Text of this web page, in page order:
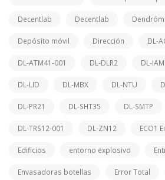
Decentlab Decentlab
Depósito móvil Dirección DL-
DL-ATM41-001 DL-DLR2 DL-IAM
DL-LID DL-MBX DL-NTU
DL-PR21 DL-SHT35 DL-SMTP
DL-TRS12-001 DL-ZN12 ECO1 Ei
Edificios entorno explosivo
Envasadoras botellas Error Total